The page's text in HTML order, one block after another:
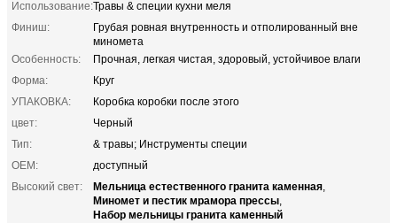
Использование:Травы & специи кухни меля
Финиш:
Грубая ровная внутренность и отполированный вне
миномета
Особенность:
Прочная, легкая чистая, здоровый, устойчивое влаги
Форма:
Круг
УПАКОВКА:
Коробка коробки после этого
цвет:
Черный
Тип:
& травы; Инструменты специи
OEM:
доступный
Высокий свет:
Мельница естественного гранита каменная,
Миномет и пестик мрамора прессы,
Набор мельницы гранита каменный